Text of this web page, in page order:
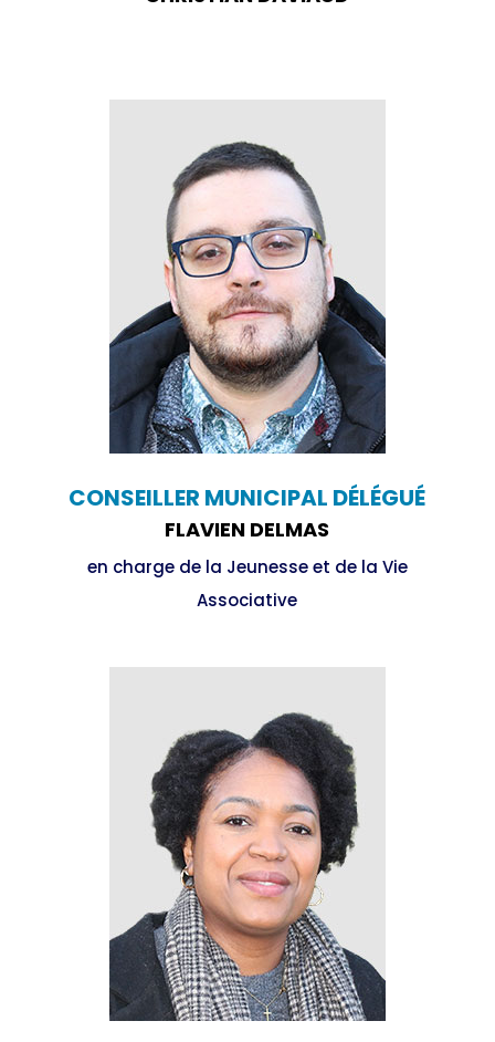
CONSEILLER MUNICIPAL DÉLÉGUÉ
FLAVIEN DELMAS
en charge de la Jeunesse et de la Vie
Associative